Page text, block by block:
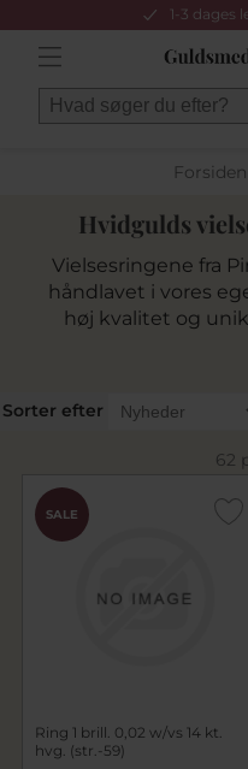
1-3 dages
Forsiden
Hvidgulds
Vielsesringene fra
håndlavet i vores
høj kvalitet og
slidstærkt og
tilbyder tidløse
kærlighed. Bestil
vejledning af vores
Sorter efter
62
SALE
Ring 1 brill. 0,02 w/vs 14 kt.
hvg. (str.-59)